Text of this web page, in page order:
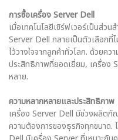
การซื้อเครื่อง Server Dell
เมื่อเทคโนโลยีเซิร์ฟเวอร์เป็นส่ว
Server Dell กลายเป็นตัวเลือกที่
ไว้วางใจจากลูกค้าทั่วโลก. ด้วยคว
ประสิทธิภาพที่ยอดเยี่ยม, เครื่อง
หลาย.
ความหลากหลายและประสิทธิภาพ
เครื่อง Server Dell มีช่วงผลิต
ความต้องการของธุรกิจทุกขนาด.